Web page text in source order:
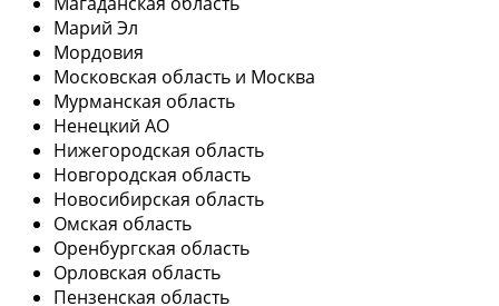
Марий Эл
Мордовия
Московская область и Москва
Мурманская область
Ненецкий АО
Нижегородская область
Новгородская область
Новосибирская область
Омская область
Оренбургская область
Орловская область
Пензенская область